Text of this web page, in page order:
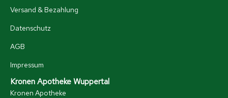
Versand & Bezahlung
Datenschutz
AGB
Impressum
Kronen Apotheke Wuppertal
Kronen Apotheke